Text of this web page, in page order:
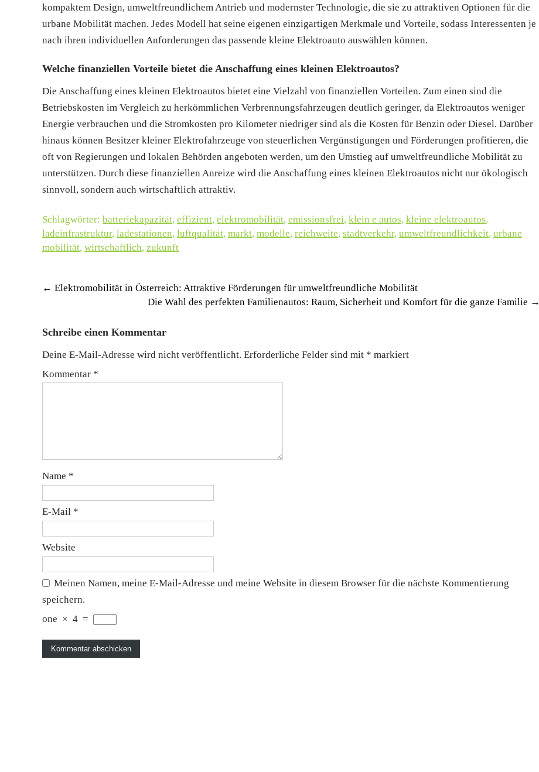
kompaktem Design, umweltfreundlichem Antrieb und modernster Technologie, die sie zu attraktiven Optionen für die
urbane Mobilität machen. Jedes Modell hat seine eigenen einzigartigen Merkmale und Vorteile, sodass Interessenten je
nach ihren individuellen Anforderungen das passende kleine Elektroauto auswählen können.
Welche finanziellen Vorteile bietet die Anschaffung eines kleinen Elektroautos?
Die Anschaffung eines kleinen Elektroautos bietet eine Vielzahl von finanziellen Vorteilen. Zum einen sind die
Betriebskosten im Vergleich zu herkömmlichen Verbrennungsfahrzeugen deutlich geringer, da Elektroautos weniger
Energie verbrauchen und die Stromkosten pro Kilometer niedriger sind als die Kosten für Benzin oder Diesel. Darüber
hinaus können Besitzer kleiner Elektrofahrzeuge von steuerlichen Vergünstigungen und Förderungen profitieren, die
oft von Regierungen und lokalen Behörden angeboten werden, um den Umstieg auf umweltfreundliche Mobilität zu
unterstützen. Durch diese finanziellen Anreize wird die Anschaffung eines kleinen Elektroautos nicht nur ökologisch
sinnvoll, sondern auch wirtschaftlich attraktiv.
Schlagwörter: batteriekapazität, effizient, elektromobilität, emissionsfrei, klein e autos, kleine elektroautos,
ladeinfrastruktur, ladestationen, luftqualität, markt, modelle, reichweite, stadtverkehr, umweltfreundlichkeit, urbane
mobilität, wirtschaftlich, zukunft
Post
← Elektromobilität in Österreich: Attraktive Förderungen für umweltfreundliche Mobilität
Die Wahl des perfekten Familienautos: Raum, Sicherheit und Komfort für die ganze Familie →
Schreibe einen Kommentar
Deine E-Mail-Adresse wird nicht veröffentlicht. Erforderliche Felder sind mit * markiert
Kommentar *
Name *
E-Mail *
Website
Meinen Namen, meine E-Mail-Adresse und meine Website in diesem Browser für die nächste Kommentierung
speichern.
one × 4 =